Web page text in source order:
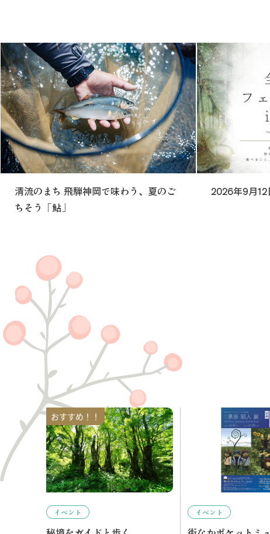
清流のまち 飛騨神岡で味わう、夏のご
ちそう「鮎」
2026年9月12
イベント イベント